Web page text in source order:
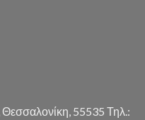
55535 Τηλ.: